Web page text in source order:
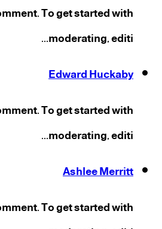
To get started with
moderating, editi...
Edward Huckaby
To get started with
moderating, editi...
Ashlee Merritt
To get started with